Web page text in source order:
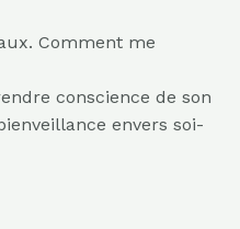
Comment me
conscience de son
envers soi-